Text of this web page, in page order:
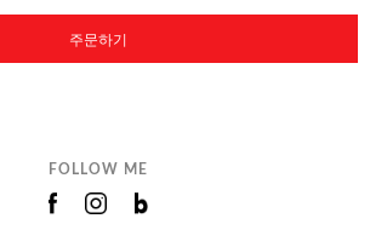
주문하기
FOLLOW ME